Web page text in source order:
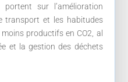
portent sur l’amélioration
transport et les habitudes
productifs en CO2, al
et la gestion des déchets